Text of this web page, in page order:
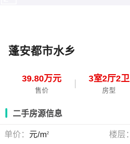
蓬安都市水乡
39.80万元
售价
3室2厅2卫
房型
二手房源信息
单价： 元/m2 楼层：